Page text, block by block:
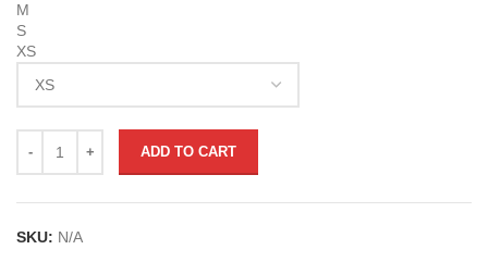
M
S
XS
ADD TO CART
SKU: N/A